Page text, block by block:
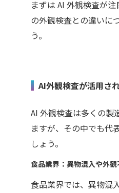
まずは AI 外観検査が注
の外観検査との違いに
う。
AI外観検査が活用さ
AI 外観検査は多くの製
ますが、その中でも代
しょう。
食品業界：異物混入や外
食品業界では、異物混